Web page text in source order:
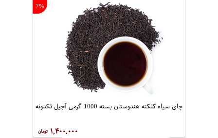
7%
چای سیاه کلکته هندوستان بسته 1000 گرمی آجیل تکدونه
۱,۴۰۰,۰۰۰